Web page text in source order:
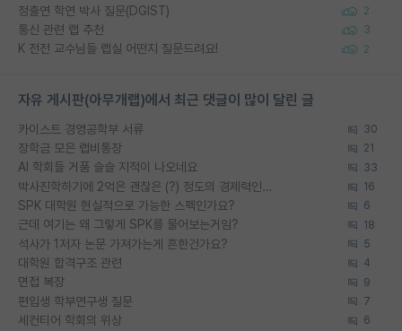
정출연 학연 박사 질문(DGIST) 2
통신 관련 랩 추천 3
K 전전 교수님들 랩실 어떤지 질문드려요! 2
자유 게시판(아무개랩)에서 최근 댓글이 많이 달린 글
카이스트 경영공학부 서류 30
장학금 모은 랩비통장 21
AI 학회들 거품 슬슬 지적이 나오네요 33
박사진학하기에 2억은 괜찮은 (?) 정도의 경제력인가요 16
SPK 대학원 현실적으로 가능한 스펙인가요? 6
근데 여기는 왜 그렇게 SPK를 물어보는거임? 18
석사가 1저자 논문 가져가는게 흔한건가요? 5
대학원 합격구조 관련 4
면접 복장 9
편입생 학부연구생 질문 7
세컨티어 학회의 위상 6